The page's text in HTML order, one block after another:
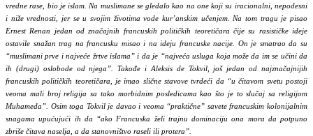
vredne rase, bio je islam. Na muslimane se gledalo kao na one koji su iracionalni, nepodesni
i niže vrednosti, jer se u svojim životima vode kur’anskim učenjem. Na tom tragu je pisao
Ernest Renan jedan od značajnih francuskih političkih teoretičara čije su rasističke ideje
ostavile snažan trag na francusku misao i na ideju francuske nacije. On je smatrao da su
“muslimani prve i najveće žrtve islama” i da je “najveća usluga koja može da im se učini da
ih (drugi) oslobode od njega”. Takođe i Aleksis de Tokvil, još jedan od najznačajnijih
francuskih političkih teoretičara, je imao slične stavove tvrdeći da “u čitavom svetu postoji
veoma mali broj religija sa tako morbidnim posledicama kao što je to slučaj sa religijom
Muhameda”. Osim toga Tokvil je davao i veoma “praktične” savete francuskim kolonijalnim
snagama upućujući ih da “ako Francuska želi trajnu dominaciju ona mora da potpuno
zbriše čitava naselja, a da stanovništvo raseli ili protera”.